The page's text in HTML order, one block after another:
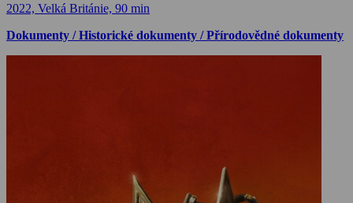
2022, Velká Británie, 90 min
Dokumenty / Historické dokumenty / Přírodovědné dokumenty